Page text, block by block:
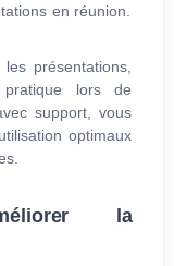
en réunion.
présentations,
pratique lors de
support, vous
optimaux
la